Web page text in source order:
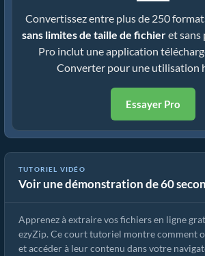
Convertissez entre plus de 250
sans limites de taille de fichieret sans
Pro inclut une application
Converter pour une utilisation
Essayer Pro
TUTORIEL VIDÉO
Voir une démonstration de 60
Comment extraire des fichiers en ligne
installation)
Apprenez à extraire vos fichiers en ligne
ezyZip. Ce court tutoriel montre comment
et accéder à leur contenu dans votre